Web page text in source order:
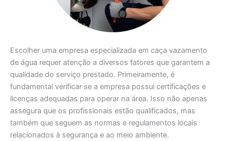
Escolher uma empresa especializada em caça vazamento
de água requer atenção a diversos fatores que garantem a
qualidade do serviço prestado. Primeiramente, é
fundamental verificar se a empresa possui certificações e
licenças adequadas para operar na área. Isso não apenas
assegura que os profissionais estão qualificados, mas
também que seguem as normas e regulamentos locais
relacionados à segurança e ao meio ambiente.